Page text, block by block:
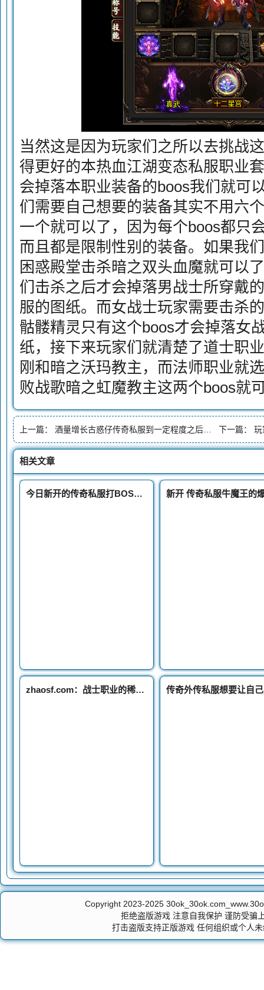
当然这是因为玩家们之所以去挑战
得更好的本热血江湖变态私服职业
会掉落本职业装备的boos我们就可
们需要自己想要的装备其实不用六
一个就可以了，因为每个boos都只
而且都是限制性别的装备。如果我
困惑殿堂击杀暗之双头血魔就可以
们击杀之后才会掉落男战士所穿戴
服的图纸。而女战士玩家需要击杀
骷髅精灵只有这个boos才会掉落女
纸，接下来玩家们就清楚了道士职
刚和暗之沃玛教主，而法师职业就
败战歌暗之虹魔教主这两个boos就
上一篇： 酒量增长古惑仔传奇私服到一定程度之后我们还能激活技能先天元力 下一篇： 玩
相关文章
今日新开的传奇私服打BOSS可以专业到什么程度这三个操作厉害了
zhaosf.com：战士职业的稀有装备狂战套装
Copyright 2023-2025
拒绝盗版游戏 注意自我保护 谨防受骗
打击盗版支持正版游戏 任何组织或个人